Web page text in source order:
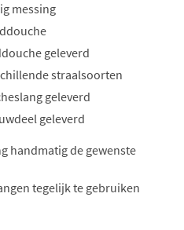
messing
geleverd
straalsoorten
geleverd
geleverd
handmatig de gewenste
tegelijk te gebruiken